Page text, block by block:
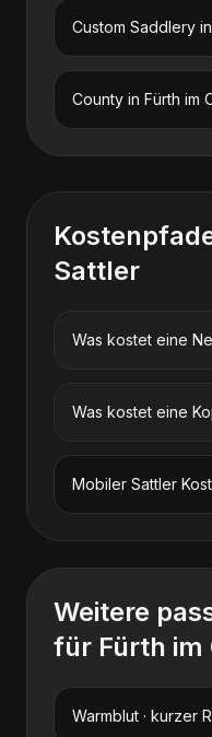
Custom Saddlery in
County in Fürth im
Sattler
Was kostet eine
Was kostet eine
Mobiler Sattler
Weitere
für Fürth im
Warmblut · kurzer